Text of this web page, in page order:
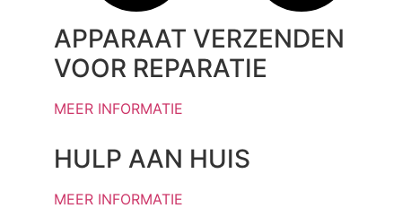
APPARAAT VERZENDEN
VOOR REPARATIE
MEER INFORMATIE
HULP AAN HUIS
MEER INFORMATIE